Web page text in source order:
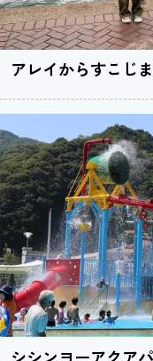
アレイからすこじま